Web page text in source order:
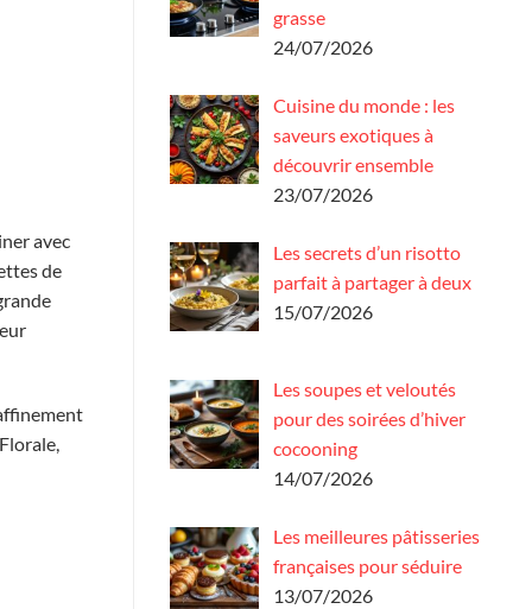
avec
de
grasse
24/07/2026
Cuisine du monde : les
saveurs exotiques à
découvrir ensemble
23/07/2026
Les secrets d’un risotto
parfait à partager à deux
15/07/2026
Les soupes et veloutés
pour des soirées d’hiver
cocooning
14/07/2026
Les meilleures pâtisseries
françaises pour séduire
13/07/2026